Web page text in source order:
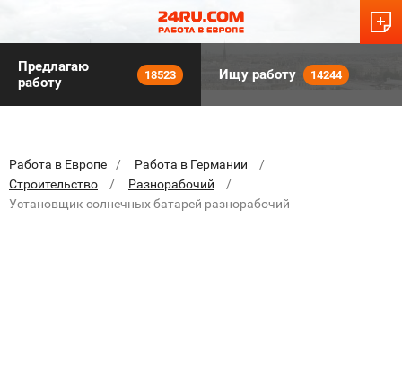
Предлагаю
работу
18523 Ищу работу 14244
Работа в Европе
Работа в Германии
Строительство
Разнорабочий
Установщик солнечных батарей разнорабочий